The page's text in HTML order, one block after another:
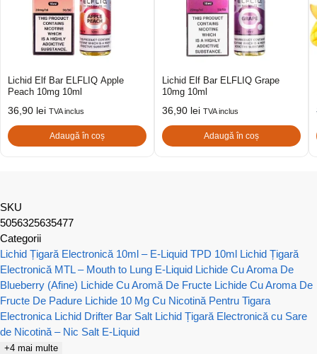
Lichid Elf Bar ELFLIQ Apple
Peach 10mg 10ml
36,90 lei TVA inclus
Adaugă în coș
Lichid Elf Bar ELFLIQ Grape
10mg 10ml
36,90 lei TVA inclus
Adaugă în coș
SKU
5056325635477
Categorii
Lichid Țigară Electronică 10ml – E-Liquid TPD 10ml Lichid Țigară
Electronică MTL – Mouth to Lung E-Liquid Lichide Cu Aroma De
Blueberry (Afine) Lichide Cu Aromă De Fructe Lichide Cu Aroma De
Fructe De Padure Lichide 10 Mg Cu Nicotină Pentru Tigara
Electronica Lichid Drifter Bar Salt Lichid Țigară Electronică cu Sare
de Nicotină – Nic Salt E-Liquid
+4 mai multe